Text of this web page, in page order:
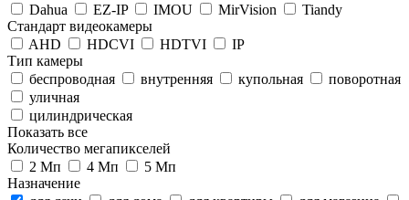
Dahua
EZ-IP IMOU MirVision
Tiandy
Стандарт видеокамеры
AHD
HDCVI HDTVI
IP
Тип камеры
беспроводная
внутренняя купольная
поворотная
уличная
цилиндрическая
Показать все
Количество мегапикселей
2 Мп
4 Мп
5 Мп
Назначение